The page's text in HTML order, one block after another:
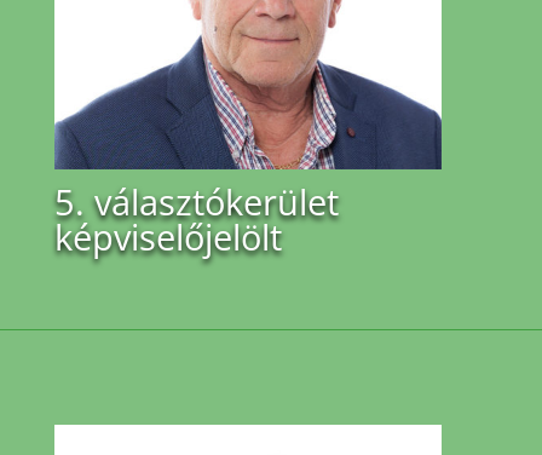
5. választókerület
képviselőjelölt